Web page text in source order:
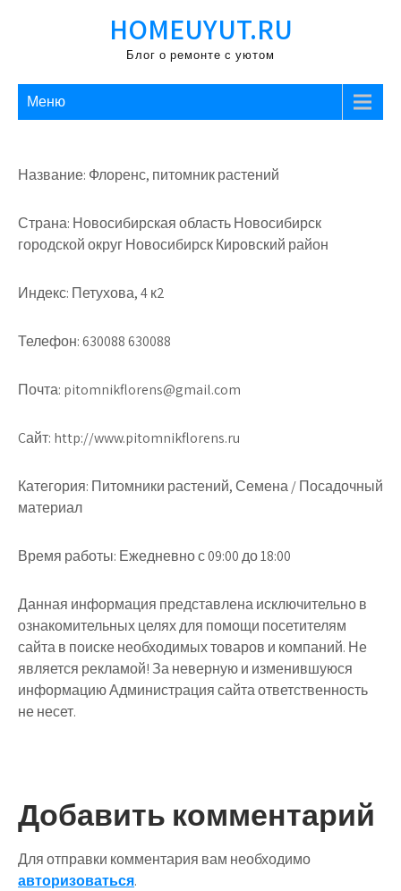
HOMEUYUT.RU
Блог о ремонте с уютом
Меню
Название: Флоренс, питомник растений
Страна: Новосибирская область Новосибирск
городской округ Новосибирск Кировский район
Индекс: Петухова, 4 к2
Телефон: 630088 630088
Почта: pitomnikflorens@gmail.com
Cайт: http://www.pitomnikflorens.ru
Категория: Питомники растений, Семена / Посадочный
материал
Время работы: Ежедневно с 09:00 до 18:00
Данная информация представлена исключительно в
ознакомительных целях для помощи посетителям
сайта в поиске необходимых товаров и компаний. Не
является рекламой! За неверную и изменившуюся
информацию Администрация сайта ответственность
не несет.
Добавить комментарий
Для отправки комментария вам необходимо
авторизоваться.